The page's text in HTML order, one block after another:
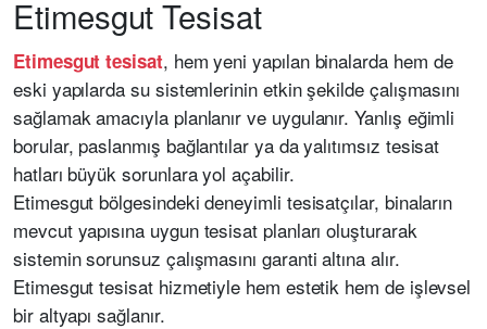
Etimesgut Tesisat
Etimesgut tesisat, hem yeni yapılan binalarda hem de
eski yapılarda su sistemlerinin etkin şekilde çalışmasını
sağlamak amacıyla planlanır ve uygulanır. Yanlış eğimli
borular, paslanmış bağlantılar ya da yalıtımsız tesisat
hatları büyük sorunlara yol açabilir.
Etimesgut bölgesindeki deneyimli tesisatçılar, binaların
mevcut yapısına uygun tesisat planları oluşturarak
sistemin sorunsuz çalışmasını garanti altına alır.
Etimesgut tesisat hizmetiyle hem estetik hem de işlevsel
bir altyapı sağlanır.